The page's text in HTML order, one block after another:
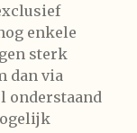
enkele
sterk
dan via
onderstaand